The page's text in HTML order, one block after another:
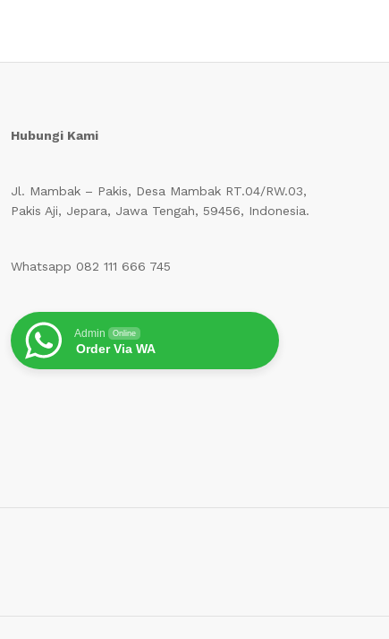
Hubungi Kami
Jl. Mambak – Pakis, Desa Mambak RT.04/RW.03,
Pakis Aji, Jepara, Jawa Tengah, 59456, Indonesia.
Whatsapp 082 111 666 745
Admin Online
Order Via WA